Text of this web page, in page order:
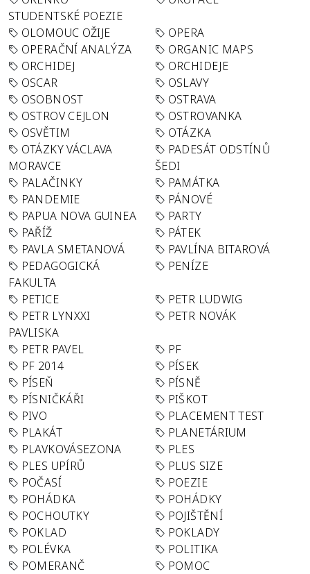
STUDENTSKÉ POEZIE
OLOMOUC OŽIJE
OPERA
OPERAČNÍ ANALÝZA
ORGANIC MAPS
ORCHIDEJ
ORCHIDEJE
OSCAR
OSLAVY
OSOBNOST
OSTRAVA
OSTROV CEJLON
OSTROVANKA
OSVĚTIM
OTÁZKA
OTÁZKY VÁCLAVA
MORAVCE
PADESÁT ODSTÍNŮ
ŠEDI
PALAČINKY
PAMÁTKA
PANDEMIE
PÁNOVÉ
PAPUA NOVA GUINEA
PARTY
PAŘÍŽ
PÁTEK
PAVLA SMETANOVÁ
PAVLÍNA BITAROVÁ
PEDAGOGICKÁ
FAKULTA
PENÍZE
PETICE
PETR LUDWIG
PETR LYNXXI
PAVLISKA
PETR NOVÁK
PETR PAVEL
PF
PF 2014
PÍSEK
PÍSEŇ
PÍSNĚ
PÍSNIČKÁŘI
PIŠKOT
PIVO
PLACEMENT TEST
PLAKÁT
PLANETÁRIUM
PLAVKOVÁSEZONA
PLES
PLES UPÍRŮ
PLUS SIZE
POČASÍ
POEZIE
POHÁDKA
POHÁDKY
POCHOUTKY
POJIŠTĚNÍ
POKLAD
POKLADY
POLÉVKA
POLITIKA
POMERANČ
POMOC